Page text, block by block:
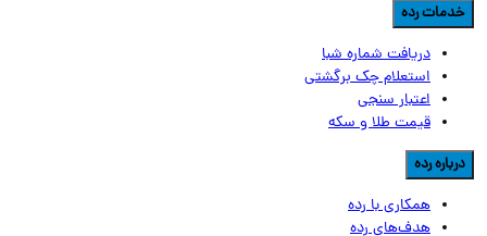
رده
دریافت شماره شبا
استعلام چک برگشتی
اعتبار سنجی
قیمت طلا و سکه
رده
همکاری با رده
هدف‌های رده